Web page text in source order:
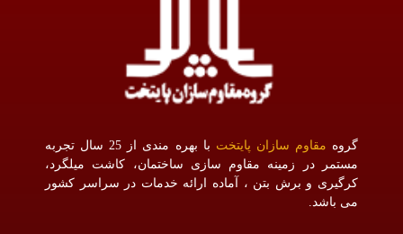
گروه مقاوم سازان پایتخت
با بهره مندی از 25 سال تجربه
مستمر در زمینه مقاوم سازی ساختمان، کاشت میلگرد،
کرگیری و برش بتن ، آماده ارائه خدمات در سراسر کشور
می باشد.